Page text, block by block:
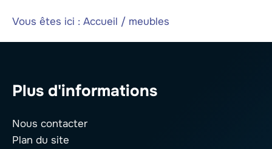
Vous êtes ici : Accueil / meubles
Plus d'informations
Nous contacter
Plan du site